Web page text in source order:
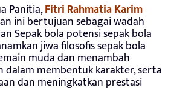
Panitia,Fitri Rahmatia Karim
ini bertujuan sebagai wadah
Sepak bola potensi sepak bola
jiwa filosofis sepak bola
muda dan menambah
dalam membentuk karakter, serta
dan meningkatkan prestasi